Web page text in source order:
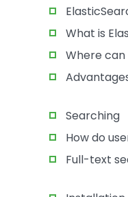
What is
Where can
Searching
How do
Full-text